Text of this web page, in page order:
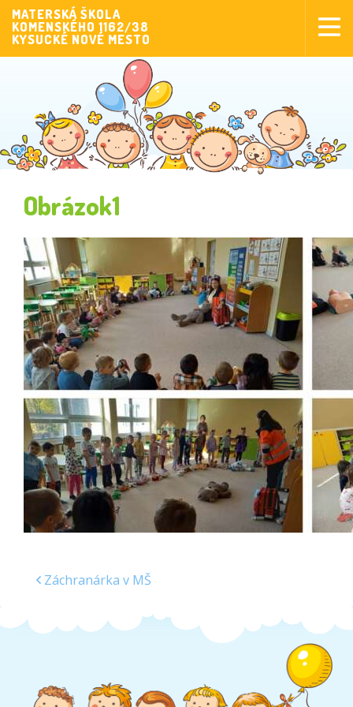
Aktivity pre deti
Fotogaléria
Naša škola
Prijímanie detí
Dokumenty
Krúžková činnosť
Zverejňovanie
Školská jedáleň
Jedálny lístok
Kontakt
Ochrana osobných
údajov – GDPR
Vzdelávanie
zamestnancov
MATERSKÁ ŠKOLA
KOMENSKÉHO 1162/38
KYSUCKÉ NOVÉ MESTO
Obrázok1
Záchranárka v MŠ